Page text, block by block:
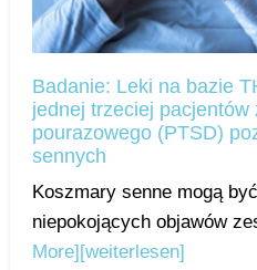
Badanie: Leki na bazie
jednej trzeciej pacjentów
pourazowego (PTSD)
sennych
Koszmary senne mogą
niepokojących objawów
More][weiterlesen]